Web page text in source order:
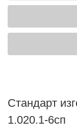
Стандарт
1.020.1-6сп